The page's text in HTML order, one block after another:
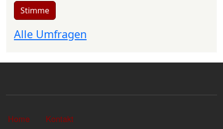
Stimme
Alle Umfragen
Sekundärlinks
Home
Kontakt